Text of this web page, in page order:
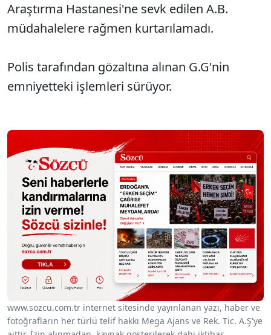
Araştırma Hastanesi'ne sevk edilen A.B.
müdahalelere rağmen kurtarılamadı.
Polis tarafından gözaltına alınan G.G'nin
emniyetteki işlemleri sürüyor.
www.sozcu.com.tr internet sitesinde yayınlanan yazı, haber ve
fotoğrafların her türlü telif hakkı Mega Ajans ve Rek. Tic. A.Ş'ye